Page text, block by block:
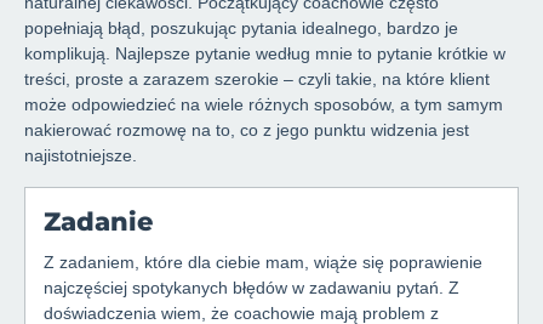
popełniają błąd, poszukując pytania idealnego, bardzo je
komplikują. Najlepsze pytanie według mnie to pytanie krótkie w
treści, proste a zarazem szerokie – czyli takie, na które klient
może odpowiedzieć na wiele różnych sposobów, a tym samym
nakierować rozmowę na to, co z jego punktu widzenia jest
najistotniejsze.
Zadanie
Z zadaniem, które dla ciebie mam, wiąże się poprawienie
najczęściej spotykanych błędów w zadawaniu pytań. Z
doświadczenia wiem, że coachowie mają problem z